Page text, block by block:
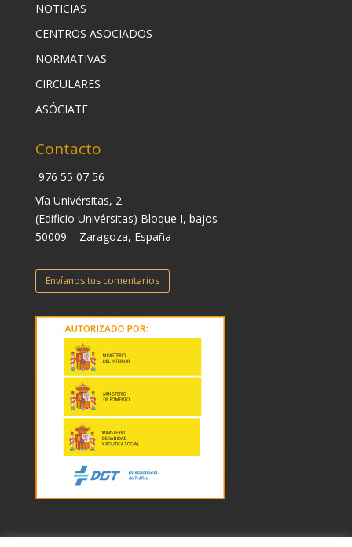
NOTICIAS
CENTROS ASOCIADOS
NORMATIVAS
CIRCULARES
ASÓCIATE
Contacto
976 55 07 56
Vía Univérsitas, 2
(Edificio Univérsitas) Bloque I, bajos
50009 – Zaragoza, España
Envíanos tus comentarios